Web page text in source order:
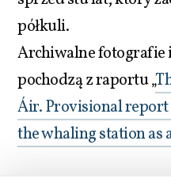
półkuli.
Archiwalne fotografie
pochodzą z raportu „
Áir. Provisional
the whaling station as